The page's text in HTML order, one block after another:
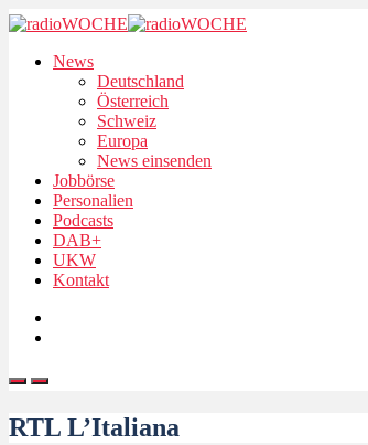
News
Deutschland
Österreich
Schweiz
Europa
News einsenden
Jobbörse
Personalien
Podcasts
DAB+
UKW
Kontakt
RTL L’Italiana